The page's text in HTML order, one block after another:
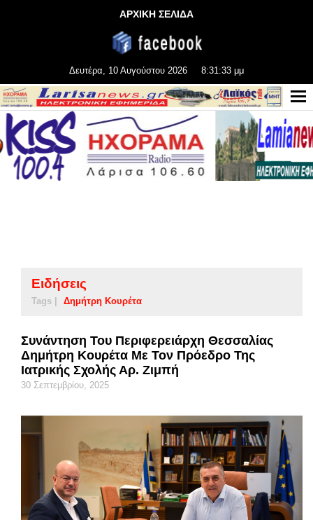
ΑΡΧΙΚΗ ΣΕΛΙΔΑ
Δευτέρα, 10 Αυγούστου 2026 8:31:33 μμ
Ειδήσεις
Tags | Δημήτρη Κουρέτα
Συνάντηση Του Περιφερειάρχη Θεσσαλίας
Δημήτρη Κουρέτα Με Τον Πρόεδρο Της
Ιατρικής Σχολής Αρ. Ζιμπή
30 Σεπτεμβρίου, 2025